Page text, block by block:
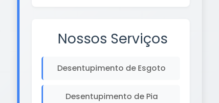
Nossos Serviços
Desentupimento de Esgoto
Desentupimento de Pia